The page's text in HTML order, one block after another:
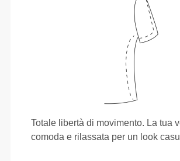
Totale libertà di movimento. La tua
comoda e rilassata per un look